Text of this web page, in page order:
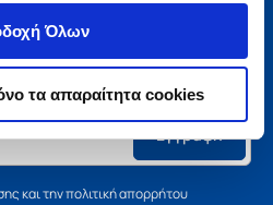
Όλων
τα απαραίτητα cookies
της Πολιτείας
μας και μάθετε πρώτοι όλα τα
τιμές και τις εκδηλώσεις μας.
Εγγραφή
και την πολιτική απορρήτου